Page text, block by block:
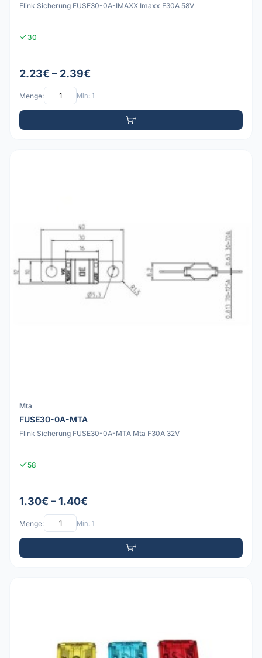
Flink Sicherung FUSE30-0A-IMAXX Imaxx F30A 58V
30
2.23€ – 2.39€
Menge: Min: 1
Mta
FUSE30-0A-MTA
Flink Sicherung FUSE30-0A-MTA Mta F30A 32V
58
1.30€ – 1.40€
Menge: Min: 1